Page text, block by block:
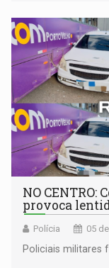
NO CENTRO:
provoca
Polícia 05
Policiais militares